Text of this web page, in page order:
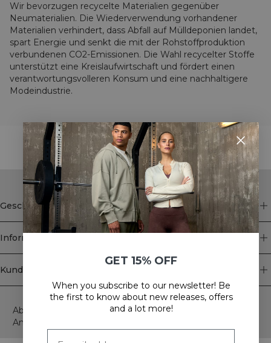
Wir bevorzugen recycelte Materialien gegenüber
Neumaterialien. Die Wiederverwendung vorhandener
Materialien verhindert, dass Abfall auf Mülldeponien landet,
spart Energie und senkt die mit der Rohstoffproduktion
verbundenen CO2-Emissionen. Die Wahl recycelter Stoffe
unterstützt eine Kreislaufwirtschaft und fördert einen
verantwortungsvolleren Konsum und eine nachhaltigere
Modeindustrie.
STYLE WITH
Geschäft
Information
Kundendienst
Newsletter
Abonnieren Sie unseren Newsletter! Erhalten Sie exklusive
Angebote, unsere neuesten Nachrichten und vieles mehr.
GET 15% OFF
When you subscribe to our newsletter! Be
the first to know about new releases, offers
and a lot more!